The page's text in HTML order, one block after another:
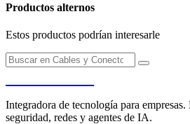
Productos alternos
Estos productos podrían interesarle
Integradora de tecnología para
seguridad, redes y agentes de IA.